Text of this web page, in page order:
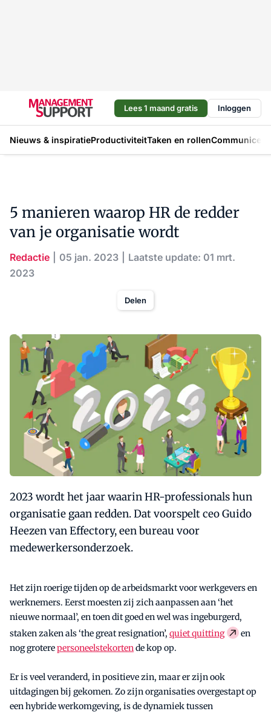
Lees 1 maand gratis Inloggen
Nieuws & inspiratieProductiviteitTaken en rollen
5 manieren waarop HR de redder
van je organisatie wordt
Redactie 05 jan. 2023
Laatste update: 01 mrt.
2023
Delen
2023 wordt het jaar waarin HR-professionals hun
organisatie gaan redden. Dat voorspelt ceo Guido
Heezen van Effectory, een bureau voor
medewerkersonderzoek.
Het zijn roerige tijden op de arbeidsmarkt voor werkgevers en
werknemers. Eerst moesten zij zich aanpassen aan ‘het
nieuwe normaal’, en toen dit goed en wel was ingeburgerd,
staken zaken als ‘the great resignation’, quiet quitting
en
nog groterepersoneelstekortende kop op.
Er is veel veranderd, in positieve zin, maar er zijn ook
uitdagingen bij gekomen. Zo zijn organisaties overgestapt op
een hybride werkomgeving, is de dynamiek tussen